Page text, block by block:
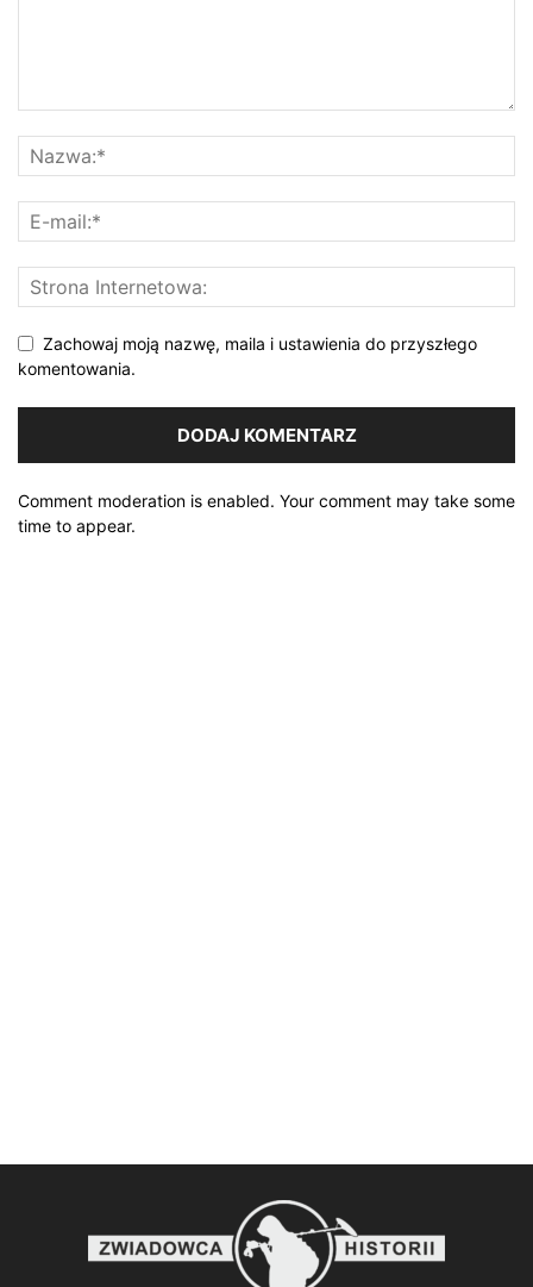
Zachowaj moją nazwę, maila i ustawienia do przyszłego
komentowania.
Comment moderation is enabled. Your comment may take some
time to appear.